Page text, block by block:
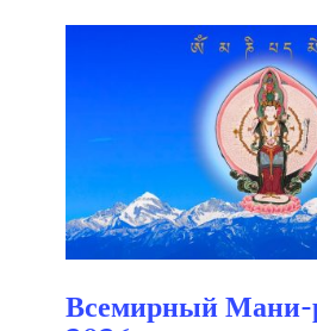
Всемирный Мани-